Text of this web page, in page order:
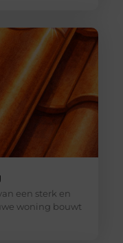
een sterk en
woning bouwt